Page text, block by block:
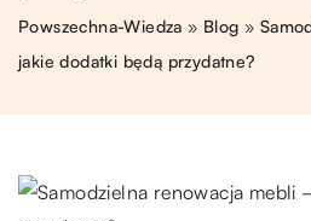
Powszechna-Wiedza » Blog »
jakie dodatki będą przydatne?